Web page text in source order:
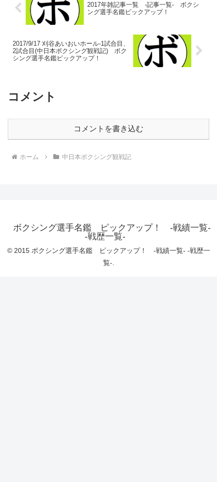
2017年雑記事一覧 -記事一覧- ボクシ
ング選手名鑑ピックアップ！
2017/9/17 刈谷あいおいホール-1試合目、
2試合目(中日本ボクシング観戦記) ボク
シング選手名鑑ピックアップ！
コメント
コメントを書き込む
ホーム 中日本ボクシング観戦記
ボクシング選手名鑑 ピックアップ！ -戦績一覧-
-戦歴一覧-
© 2015 ボクシング選手名鑑 ピックアップ！ -戦績一覧- -戦歴一
覧-.